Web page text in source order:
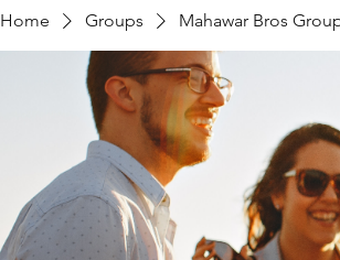
Home Groups Mahawar Bros